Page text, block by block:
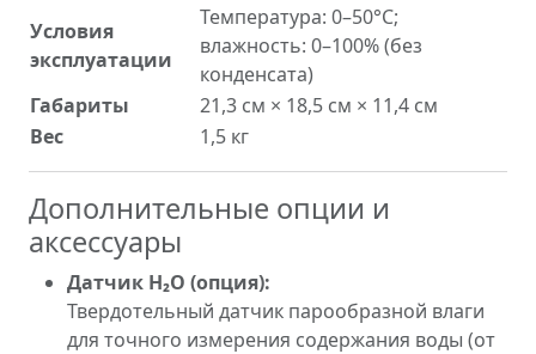
Условия
эксплуатации
Температура: 0–50°C;
влажность: 0–100% (без
конденсата)
Габариты
21,3 см × 18,5 см × 11,4 см
Вес
1,5 кг
Дополнительные опции и
аксессуары
Датчик H₂O (опция):
Твердотельный датчик парообразной влаги
для точного измерения содержания воды (от